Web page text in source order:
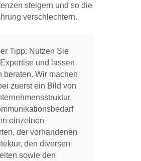
steigern und so die
verschlechtern.
Tipp: Nutzen Sie
und lassen
beraten. Wir machen
zuerst ein Bild von
einzelnen
der vorhandenen
den diversen
sowie den